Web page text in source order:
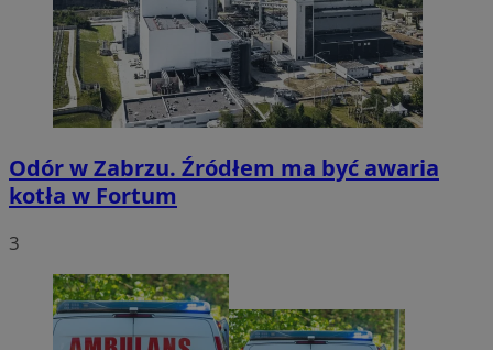
Odór w Zabrzu. Źródłem ma być awaria
kotła w Fortum
3